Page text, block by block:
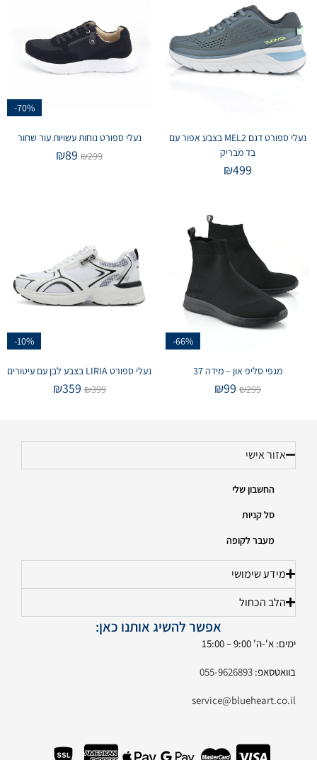
נעלי ספורט דגם MEL2 בצבע אפור עם
בד מבריק
₪499
-70%
נעלי ספורט נוחות עשויות עור שחור
₪299
₪89
-66%
מגפי סליפ און – מידה 37
₪299
₪99
-10%
נעלי ספורט LIRIA בצבע לבן עם עיטורים
₪399
₪359
אזור אישי
החשבון שלי
סל קניות
מעבר לקופה
מידע שימושי
הלב הכחול
אפשר להשיג אותנו כאן:
ימים: א'-ה' 9:00 – 15:00
בוואטסאפ: 055-9626893
service@blueheart.co.il